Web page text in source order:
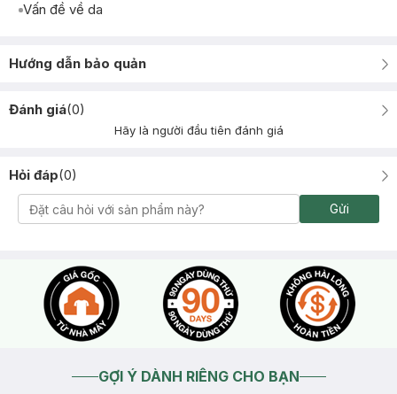
Vấn đề về da
Hướng dẫn bảo quản
Đánh giá(0)
Hãy là người đầu tiên đánh giá
Hỏi đáp(0)
Gửi
GỢI Ý DÀNH RIÊNG CHO BẠN